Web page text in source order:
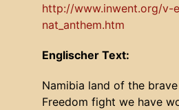
http://www.inwent.org/v-
nat_anthem.htm
Englischer Text:
Namibia land of the brave
Freedom fight we have